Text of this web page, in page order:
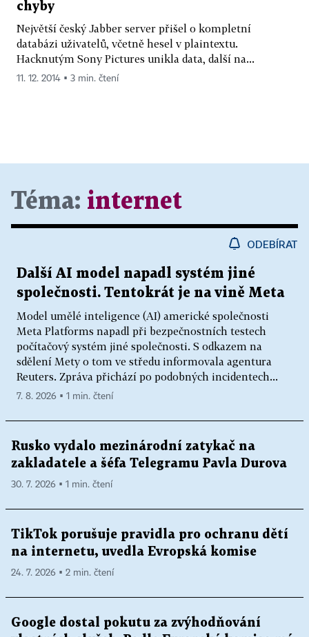
chyby
Největší český Jabber server přišel o kompletní
databázi uživatelů, včetně hesel v plaintextu.
Hacknutým Sony Pictures unikla data, další na...
11. 12. 2014 ▪ 3 min. čtení
Téma: internet
ODEBÍRAT
Další AI model napadl systém jiné
společnosti. Tentokrát je na vině Meta
Model umělé inteligence (AI) americké společnosti
Meta Platforms napadl při bezpečnostních testech
počítačový systém jiné společnosti. S odkazem na
sdělení Mety o tom ve středu informovala agentura
Reuters. Zpráva přichází po podobných incidentech...
7. 8. 2026 ▪ 1 min. čtení
Rusko vydalo mezinárodní zatykač na
zakladatele a šéfa Telegramu Pavla Durova
30. 7. 2026 ▪ 1 min. čtení
TikTok porušuje pravidla pro ochranu dětí
na internetu, uvedla Evropská komise
24. 7. 2026 ▪ 2 min. čtení
Google dostal pokutu za zvýhodňování